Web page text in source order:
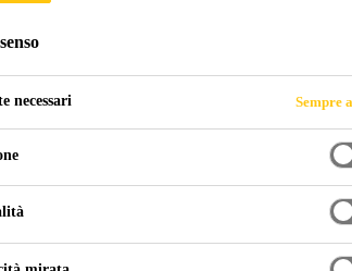
necessari Sempre